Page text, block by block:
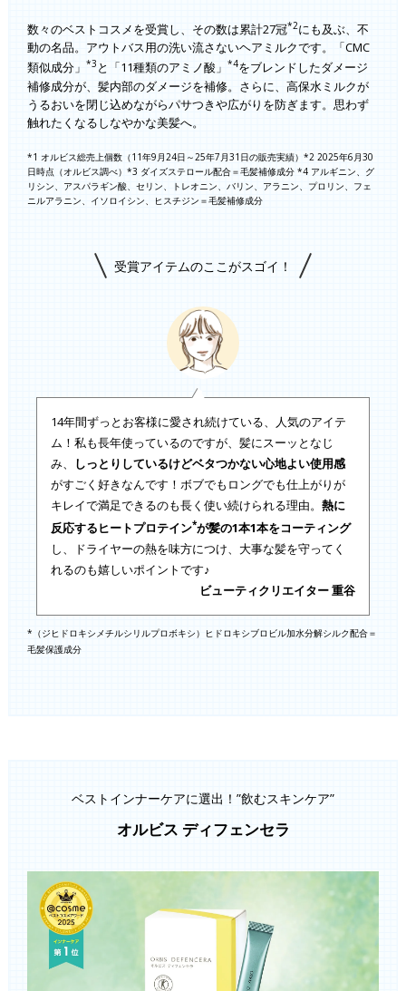
数々のベストコスメを受賞し、その数は累計27冠*2にも及ぶ、不
動の名品。アウトバス用の洗い流さないヘアミルクです。「CMC
類似成分」 *3 と「11種類のアミノ酸」 *4をブレンドしたダメージ
補修成分が、髪内部のダメージを補修。さらに、高保水ミルクが
うるおいを閉じ込めながらパサつきや広がりを防ぎます。思わず
触れたくなるしなやかな美髪へ。
*1 オルビス総売上個数（11年9月24日～25年7月31日の販売実績）*2 2025年6月30
日時点（オルビス調べ）*3 ダイズステロール配合＝毛髪補修成分 *4 アルギニン、グ
リシン、アスパラギン酸、セリン、トレオニン、バリン、アラニン、プロリン、フェ
ニルアラニン、イソロイシン、ヒスチジン＝毛髪補修成分
受賞アイテムのここがスゴイ！
14年間ずっとお客様に愛され続けている、人気のアイテ
ム！私も長年使っているのですが、髪にスーッとなじ
み、
しっとりしているけどベタつかない心地よい使用感
がすごく好きなんです！ボブでもロングでも仕上がりが
キレイで満足できるのも長く使い続けられる理由。 熱に
反応するヒートプロテイン*が髪の1本1本をコーティング
し、ドライヤーの熱を味方につけ、大事な髪を守ってく
れるのも嬉しいポイントです♪
ビューティクリエイター 重谷
*（ジヒドロキシメチルシリルプロボキシ）ヒドロキシブロビル加水分解シルク配合＝
毛髪保護成分
ベストインナーケアに選出！”飲むスキンケア”
オルビス ディフェンセラ